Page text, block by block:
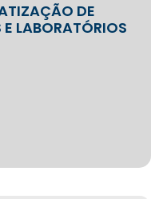
DE
LABORATÓRIOS